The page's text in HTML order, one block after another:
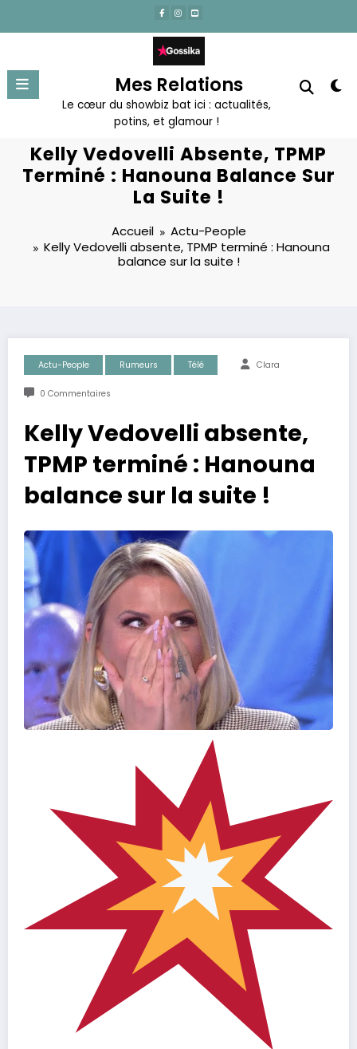
contenu
Mes Relations
Le cœur du showbiz bat ici : actualités,
potins, et glamour !
Kelly Vedovelli Absente, TPMP
Terminé : Hanouna Balance Sur
La Suite !
Accueil
Actu-People
Kelly Vedovelli absente, TPMP terminé : Hanouna
balance sur la suite !
Actu-People Rumeurs Télé Clara
0 Commentaires
Kelly Vedovelli absente,
TPMP terminé : Hanouna
balance sur la suite !